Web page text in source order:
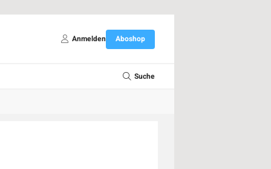
Anmelden Aboshop
Suche